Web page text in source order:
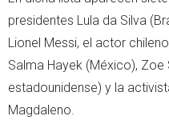
presidentes Lula da Silva
Lionel Messi, el actor
Salma Hayek (México),
estadounidense) y la
Magdaleno.